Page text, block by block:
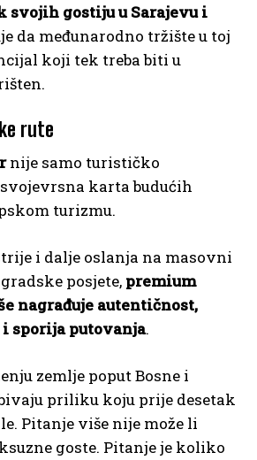
svojih gostiju u Sarajevu i
da međunarodno tržište u toj
koji tek treba biti u
rute
nije samo turističko
karta budućih
turizmu.
i dalje oslanja na masovni
posjete, premium
nagrađuje autentičnost,
sporija putovanja.
zemlje poput Bosne i
priliku koju prije desetak
Pitanje više nije može li
goste. Pitanje je koliko